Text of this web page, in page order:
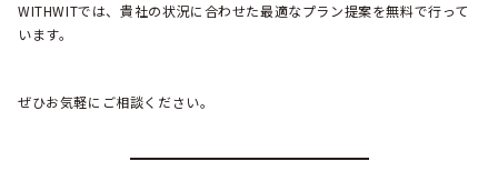
WITHWITでは、貴社の状況に合わせた最適なプラン提案を無料で行って
います。
ぜひお気軽にご相談ください。